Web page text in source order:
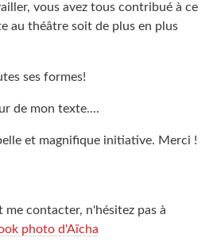
vous avez tous contribué à ce
au théâtre soit de plus en plus
ses formes!
de mon texte....
et magnifique initiative. Merci !
me contacter, n'hésitez pas à
photo d'Aïcha